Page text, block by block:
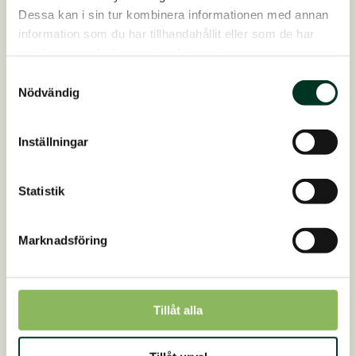
Dessa kan i sin tur kombinera informationen med annan
information som du har tillhandahållit eller som de har
Nödvändig
Inställningar
Statistik
Marknadsföring
Tillåt alla
Spannmålsfri & low carbför lättfödda hästar oc...
EquiGard Nordic Müsli, 20 kg